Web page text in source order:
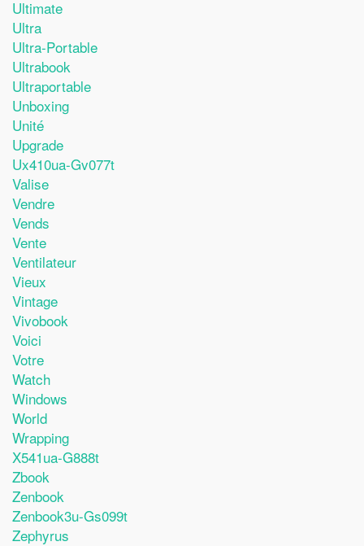
Ultimate
Ultra
Ultra-Portable
Ultrabook
Ultraportable
Unboxing
Unité
Upgrade
Ux410ua-Gv077t
Valise
Vendre
Vends
Vente
Ventilateur
Vieux
Vintage
Vivobook
Voici
Votre
Watch
Windows
World
Wrapping
X541ua-G888t
Zbook
Zenbook
Zenbook3u-Gs099t
Zephyrus